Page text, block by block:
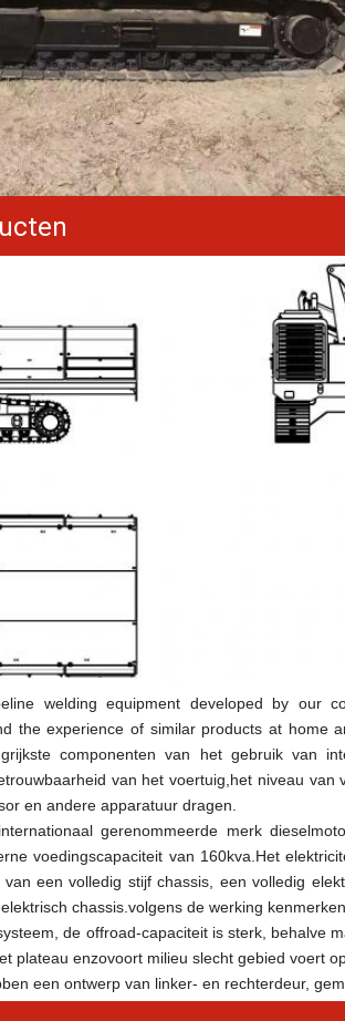
welding equipment developed by our
the experience of similar products at home
componenten van het gebruik van
van het voertuig,het niveau van
en andere apparatuur dragen.
gerenommeerde merk
voedingscapaciteit van 160kva.Het
een volledig stijf chassis, een volledig
chassis.volgens de werking
de offroad-capaciteit is sterk, behalve
plateau enzovoort milieu slecht gebied voert
een ontwerp van linker- en rechterdeur,